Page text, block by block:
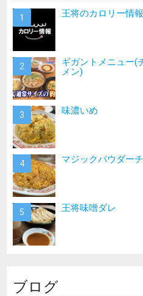
王将のカロリー情
ギガントメニュー(
メン)
味濃いめ
マジックパウダー
王将味噌ダレ
ブログ